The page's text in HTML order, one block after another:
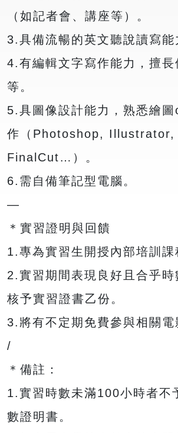
（如記者會、講座等）。
3.具備流暢的英文聽說讀寫能
4.有編輯文字寫作能力，擅
等。
5.具圖像設計能力，熟悉繪
作（Photoshop, Illustrator,
FinalCut…）。
6.需自備筆記型電腦。
—
＊實習證明與回饋
1.專為實習生開授內部培訓課
2.實習期間表現良好且合乎時
核予實習證書乙份。
3.將有不定期免費參與相關電
/
＊備註：
1.實習時數未滿100小時者不
數證明書。